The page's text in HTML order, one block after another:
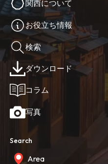
関西について
お役立ち情報
検索
ダウンロード
コラム
写真
Search
Area